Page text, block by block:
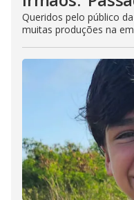
Queridos pelo público
muitas produções na